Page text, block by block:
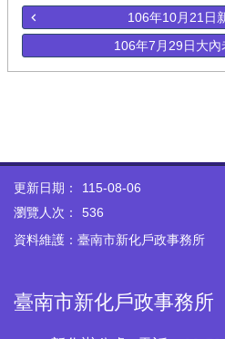
106年10月21日
106年7月29日大內
更新日期：
115-08-06
瀏覽人次：
536
資料維護：臺南市新化戶政事務所
臺南市新化戶政事務所